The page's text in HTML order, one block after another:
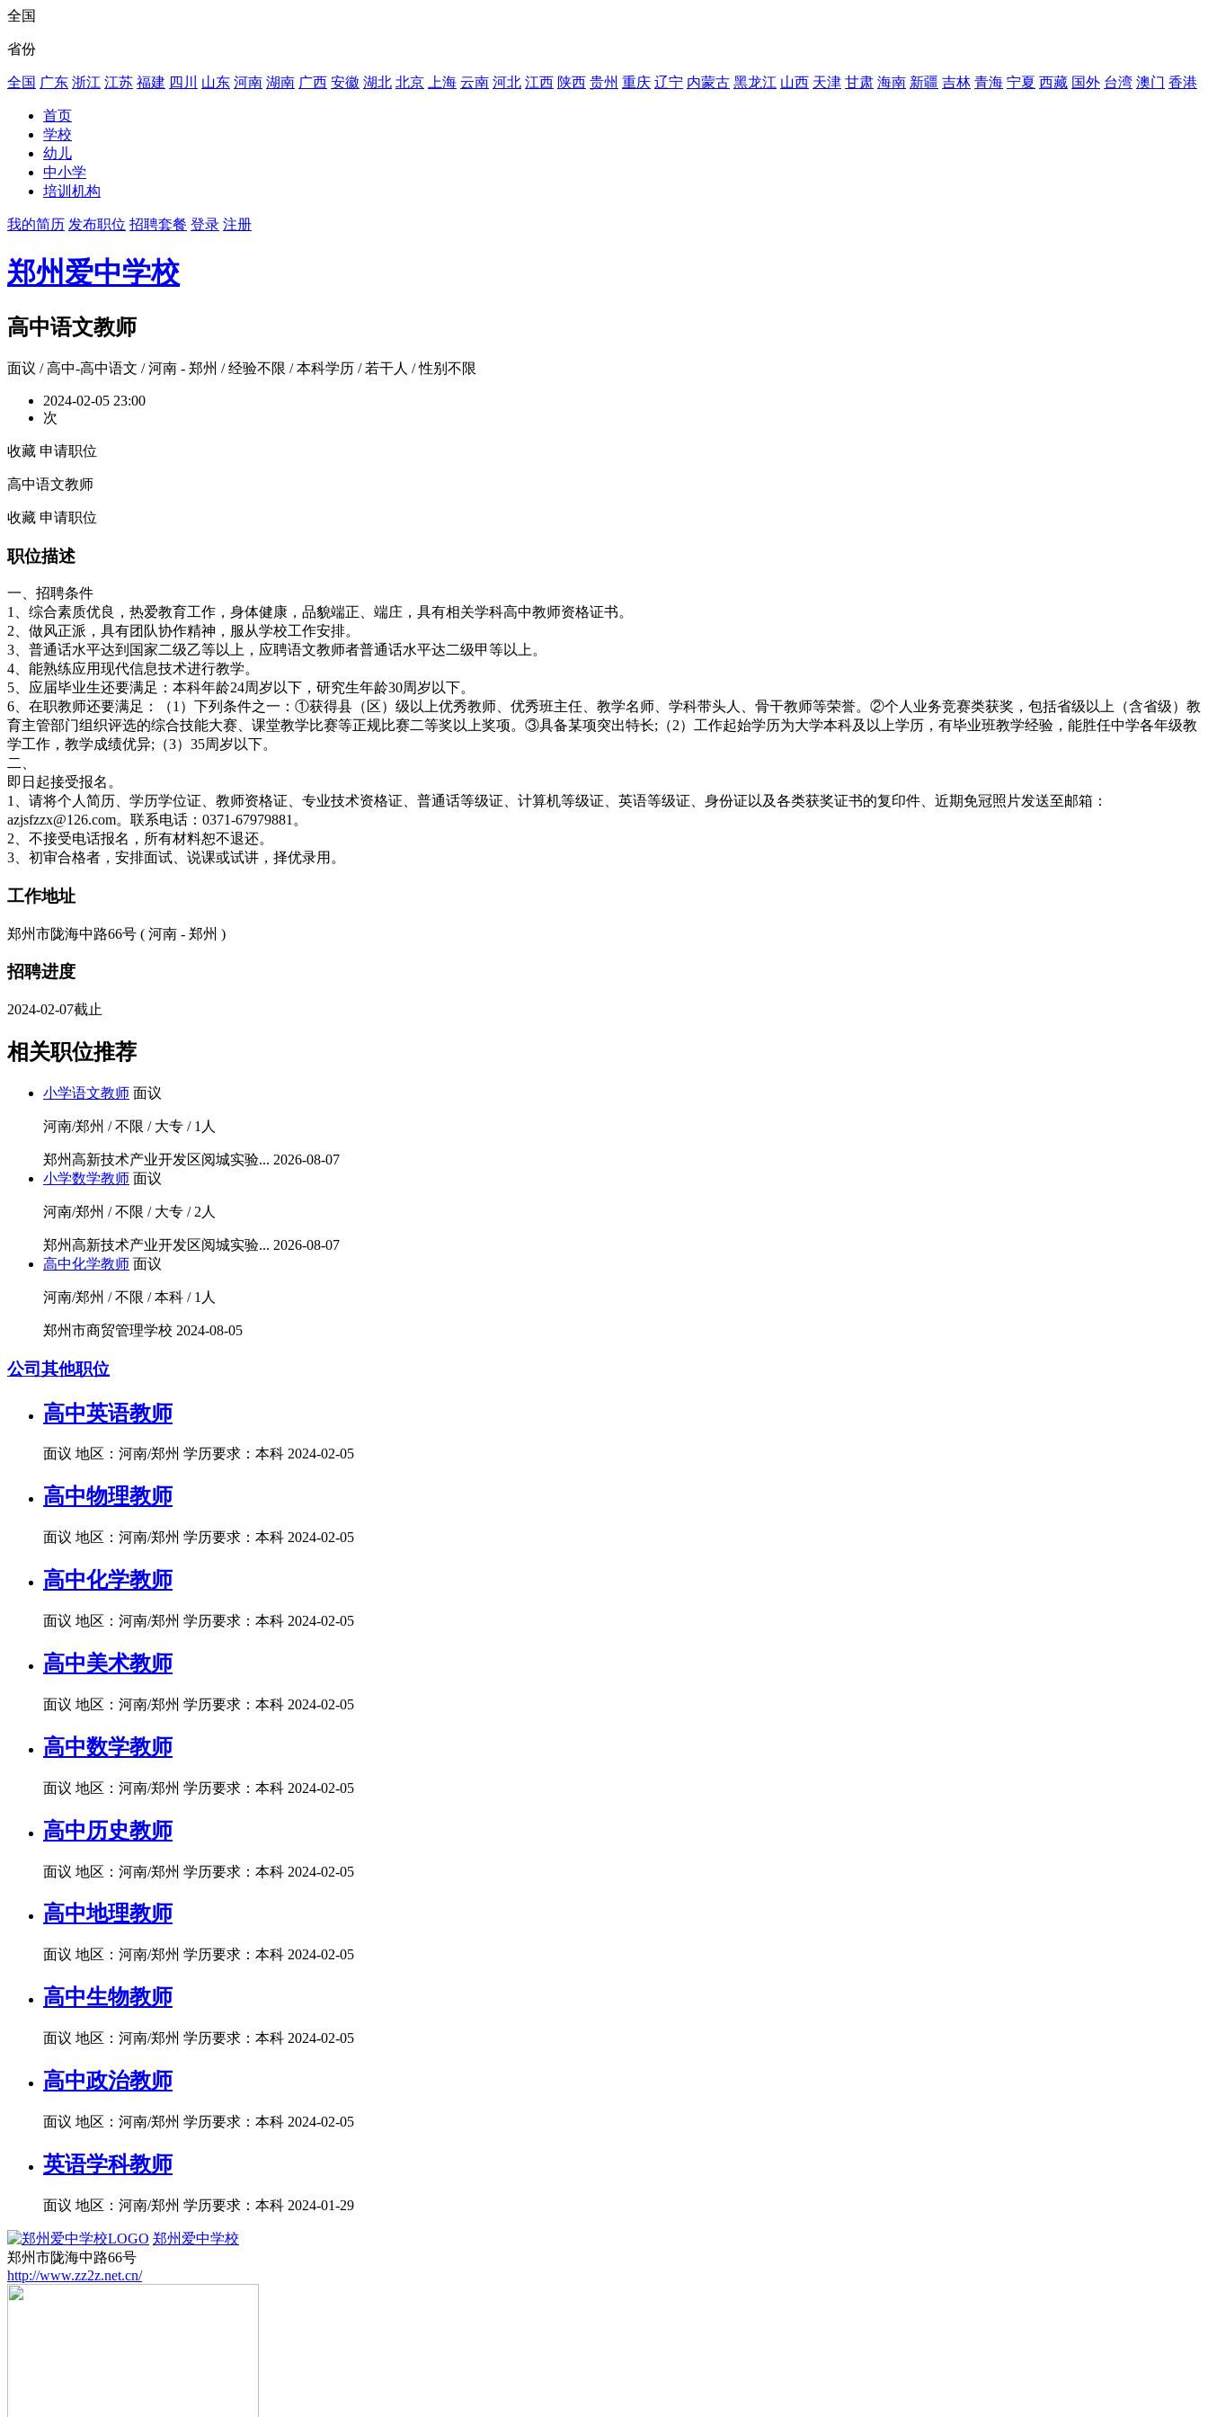
全国
省份
全国 广东 浙江 江苏 福建 四川 山东 河南 湖南 广西 安徽 湖北 北京 上海 云南 河北 江西 陕西 贵州 重庆 辽宁 内蒙古 黑龙江 山西 天津 甘肃 海南 新疆 吉林 青海 宁夏 西藏 国外 台湾 澳门 香港
首页
学校
幼儿
中小学
培训机构
我的简历 发布职位 招聘套餐 登录 注册
郑州爱中学校
高中语文教师
面议 / 高中-高中语文 / 河南 - 郑州 / 经验不限 / 本科学历 / 若干人 / 性别不限
2024-02-05 23:00
次
收藏 申请职位
高中语文教师
收藏 申请职位
职位描述
一、招聘条件
1、综合素质优良，热爱教育工作，身体健康，品貌端正、端庄，具有相关学科高中教师资格证书。
2、做风正派，具有团队协作精神，服从学校工作安排。
3、普通话水平达到国家二级乙等以上，应聘语文教师者普通话水平达二级甲等以上。
4、能熟练应用现代信息技术进行教学。
5、应届毕业生还要满足：本科年龄24周岁以下，研究生年龄30周岁以下。
6、在职教师还要满足：（1）下列条件之一：①获得县（区）级以上优秀教师、优秀班主任、教学名师、学科带头人、骨干教师等荣誉。②个人业务竞赛类获奖，包括省级以上（含省级）教
育主管部门组织评选的综合技能大赛、课堂教学比赛等正规比赛二等奖以上奖项。③具备某项突出特长;（2）工作起始学历为大学本科及以上学历，有毕业班教学经验，能胜任中学各年级教
学工作，教学成绩优异;（3）35周岁以下。
二、
即日起接受报名。
1、请将个人简历、学历学位证、教师资格证、专业技术资格证、普通话等级证、计算机等级证、英语等级证、身份证以及各类获奖证书的复印件、近期免冠照片发送至邮箱：
azjsfzzx@126.com。联系电话：0371-67979881。
2、不接受电话报名，所有材料恕不退还。
3、初审合格者，安排面试、说课或试讲，择优录用。
工作地址
郑州市陇海中路66号 ( 河南 - 郑州 )
招聘进度
2024-02-07截止
相关职位推荐
小学语文教师 面议
河南/郑州 / 不限 / 大专 / 1人
郑州高新技术产业开发区阅城实验... 2026-08-07
小学数学教师 面议
河南/郑州 / 不限 / 大专 / 2人
郑州高新技术产业开发区阅城实验... 2026-08-07
高中化学教师 面议
河南/郑州 / 不限 / 本科 / 1人
郑州市商贸管理学校 2024-08-05
公司其他职位
高中英语教师
面议 地区：河南/郑州 学历要求：本科 2024-02-05
高中物理教师
面议 地区：河南/郑州 学历要求：本科 2024-02-05
高中化学教师
面议 地区：河南/郑州 学历要求：本科 2024-02-05
高中美术教师
面议 地区：河南/郑州 学历要求：本科 2024-02-05
高中数学教师
面议 地区：河南/郑州 学历要求：本科 2024-02-05
高中历史教师
面议 地区：河南/郑州 学历要求：本科 2024-02-05
高中地理教师
面议 地区：河南/郑州 学历要求：本科 2024-02-05
高中生物教师
面议 地区：河南/郑州 学历要求：本科 2024-02-05
高中政治教师
面议 地区：河南/郑州 学历要求：本科 2024-02-05
英语学科教师
面议 地区：河南/郑州 学历要求：本科 2024-01-29
郑州爱中学校
郑州市陇海中路66号
http://www.zz2z.net.cn/